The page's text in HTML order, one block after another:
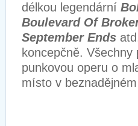
délkou legendární
Boulevard Of
September Ends
koncepčně.
punkovou operu o
místo v